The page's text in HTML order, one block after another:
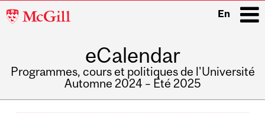
McGill
En
eCalendar
Programmes, cours et politiques de l'Université
Automne 2024 – Été 2025